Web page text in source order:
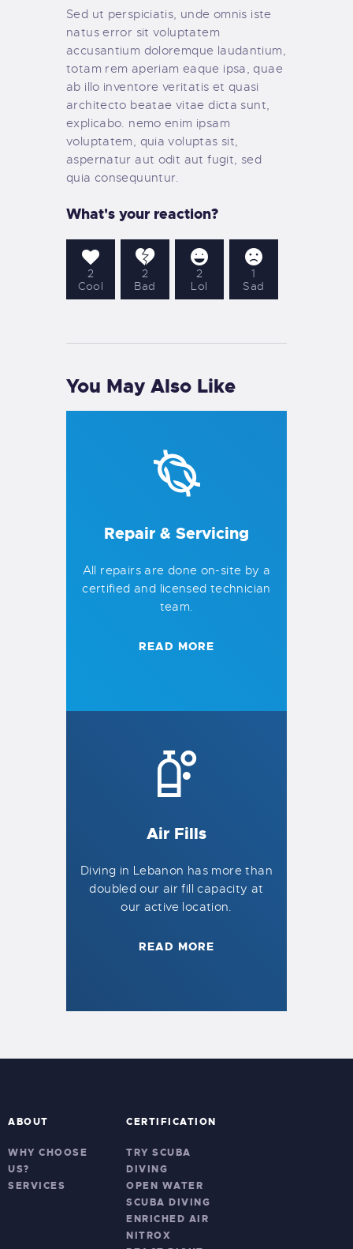
Sed ut perspiciatis, unde omnis iste
natus error sit voluptatem
accusantium doloremque laudantium,
totam rem aperiam eaque ipsa, quae
ab illo inventore veritatis et quasi
architecto beatae vitae dicta sunt,
explicabo. nemo enim ipsam
voluptatem, quia voluptas sit,
aspernatur aut odit aut fugit, sed
quia consequuntur.
What's your reaction?
2
Cool
2
Bad
2
Lol
1
Sad
You May Also Like
Repair & Servicing
All repairs are done on-site by a
certified and licensed technician
team.
READ MORE
Air Fills
Diving in Lebanon has more than
doubled our air fill capacity at
our active location.
READ MORE
ABOUT
WHY CHOOSE
US?
SERVICES
CERTIFICATION
TRY SCUBA
DIVING
OPEN WATER
SCUBA DIVING
ENRICHED AIR
NITROX